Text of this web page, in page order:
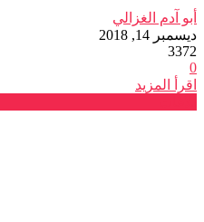
أبو آدم الغزالي
ديسمبر 14, 2018
3372
0
اقرأ المزيد